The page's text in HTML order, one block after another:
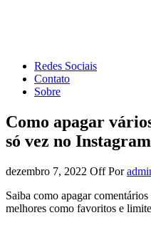
Redes Sociais
Contato
Sobre
Como apagar
só vez no Instagram
dezembro 7, 2022 OffPor
Saiba como apagar
melhores como favoritos e